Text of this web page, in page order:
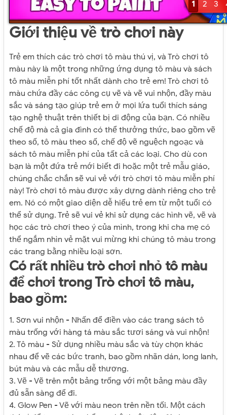
1 2 3
Giới thiệu về trò chơi này
Trẻ em thích các trò chơi tô màu thú vị, và Trò chơi tô
màu này là một trong những ứng dụng tô màu và sách
tô màu miễn phí tốt nhất dành cho trẻ em! Trò chơi tô
màu chứa đầy các công cụ vẽ và vẽ vui nhộn, đầy màu
sắc và sáng tạo giúp trẻ em ở mọi lứa tuổi thích sáng
tạo nghệ thuật trên thiết bị di động của bạn. Có nhiều
chế độ mà cả gia đình có thể thưởng thức, bao gồm vẽ
theo số, tô màu theo số, chế độ vẽ nguệch ngoạc và
sách tô màu miễn phí của tất cả các loại. Cho dù con
bạn là một đứa trẻ mới biết đi hoặc một trẻ mẫu giáo,
chúng chắc chắn sẽ vui vẻ với trò chơi tô màu miễn phí
này! Trò chơi tô màu được xây dựng dành riêng cho trẻ
em. Nó có một giao diện dễ hiểu trẻ em từ một tuổi có
thể sử dụng. Trẻ sẽ vui vẻ khi sử dụng các hình vẽ, vẽ và
học các trò chơi theo ý của mình, trong khi cha mẹ có
thể ngắm nhìn vẻ mặt vui mừng khi chúng tô màu trong
các trang bằng nhiều loại sơn.
Có rất nhiều trò chơi nhỏ tô màu
để chơi trong Trò chơi tô màu,
bao gồm:
1. Sơn vui nhộn - Nhấn để điền vào các trang sách tô
màu trống với hàng tá màu sắc tươi sáng và vui nhộn!
2. Tô màu - Sử dụng nhiều màu sắc và tùy chọn khác
nhau để vẽ các bức tranh, bao gồm nhãn dán, long lanh,
bút màu và các mẫu dễ thương.
3. Vẽ - Vẽ trên một bảng trống với một bảng màu đầy
đủ sẵn sàng để đi.
4. Glow Pen - Vẽ với màu neon trên nền tối. Một cách